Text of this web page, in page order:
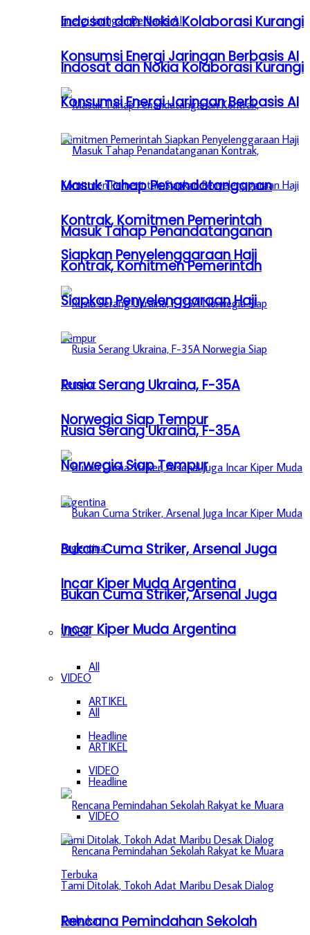
Indosat dan Nokia Kolaborasi Kurangi
Konsumsi Energi Jaringan Berbasis AI
Masuk Tahap Penandatanganan
Kontrak, Komitmen Pemerintah
Siapkan Penyelenggaraan Haji
Rusia Serang Ukraina, F-35A
Norwegia Siap Tempur
Bukan Cuma Striker, Arsenal Juga
Incar Kiper Muda Argentina
VIDEO
All
ARTIKEL
Headline
VIDEO
Rencana Pemindahan Sekolah
Indosat dan Nokia Kolaborasi Kurangi
Konsumsi Energi Jaringan Berbasis AI
Masuk Tahap Penandatanganan
Kontrak, Komitmen Pemerintah
Siapkan Penyelenggaraan Haji
Rusia Serang Ukraina, F-35A
Norwegia Siap Tempur
Bukan Cuma Striker, Arsenal Juga
Incar Kiper Muda Argentina
VIDEO
All
ARTIKEL
Headline
VIDEO